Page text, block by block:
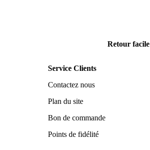
Retour facile
Service Clients
Contactez nous
Plan du site
Bon de commande
Points de fidélité